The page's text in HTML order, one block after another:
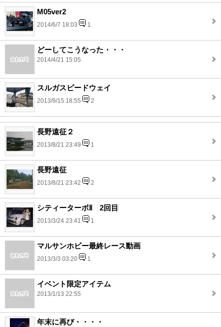
M05ver2
2014/6/7 18:03 1
どーしてこうなった・・・
2014/4/21 15:05
スルガスピードウェイ
2013/9/15 18:55 2
長野遠征２
2013/8/21 23:49 1
長野遠征
2013/8/21 23:42 2
シティーターボⅡ 2回目
2013/3/24 23:41 1
マルサンホビー最終レース動画
2013/3/3 03:20 1
イベント限定アイテム
2013/1/13 22:55
年末に再び・・・・